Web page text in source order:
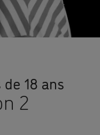
18 ans
2